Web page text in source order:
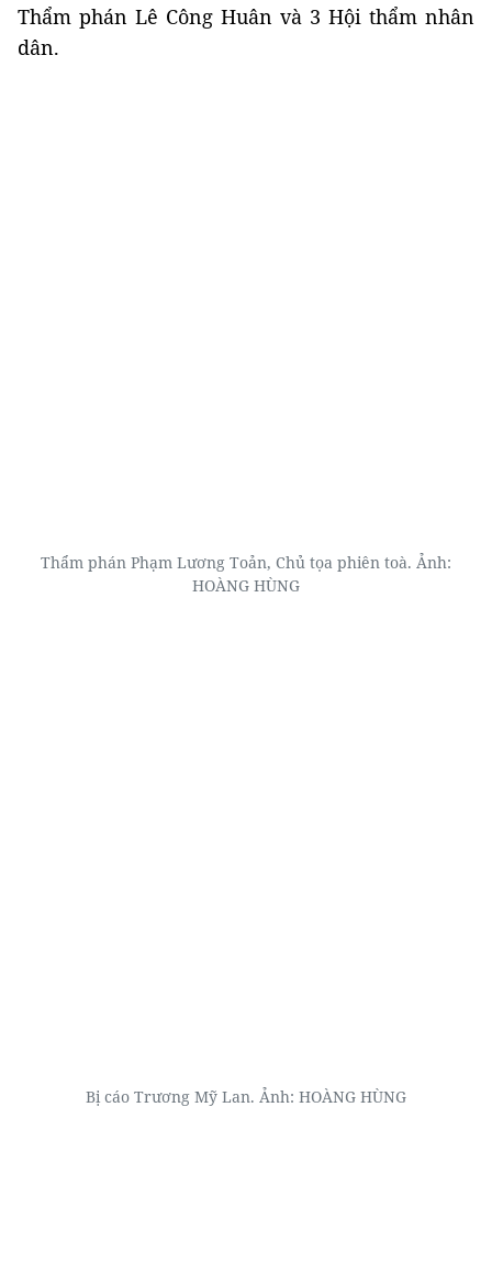
Thẩm phán Lê Công Huân và 3 Hội thẩm nhân
dân.
Thẩm phán Phạm Lương Toản, Chủ tọa phiên toà. Ảnh:
HOÀNG HÙNG
Bị cáo Trương Mỹ Lan. Ảnh: HOÀNG HÙNG